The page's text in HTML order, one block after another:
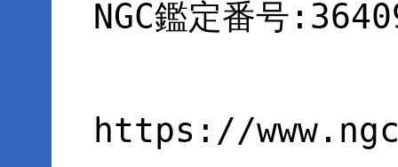
NGC鑑定番号
https://